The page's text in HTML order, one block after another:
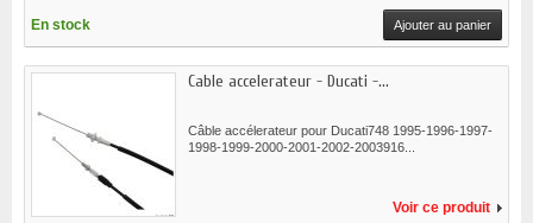
En stock Ajouter au panier
Cable accelerateur - Ducati -...
Câble accélerateur pour Ducati748 1995-1996-1997-
1998-1999-2000-2001-2002-2003916...
Voir ce produit